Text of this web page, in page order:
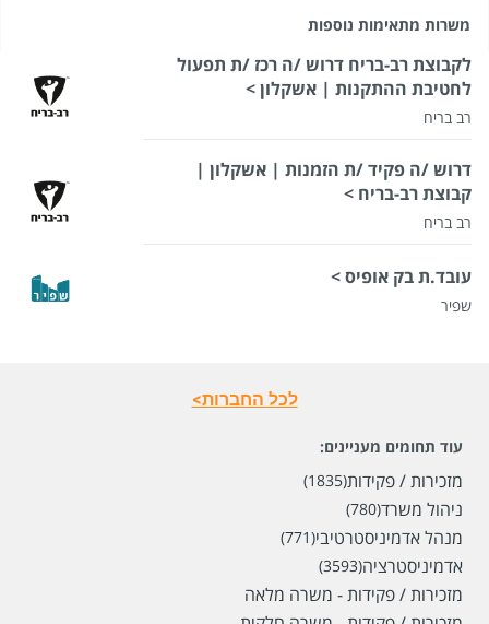
משרות מתאימות נוספות
לקבוצת רב-בריח דרוש /ה רכז /ת תפעול
לחטיבת ההתקנות | אשקלון >
רב בריח
דרוש /ה פקיד /ת הזמנות | אשקלון |
קבוצת רב-בריח >
רב בריח
עובד.ת בק אופיס >
שפיר
לכל החברות>
עוד תחומים מעניינים:
מזכירות / פקידות(1835)
ניהול משרד(780)
מנהל אדמיניסטרטיבי(771)
אדמיניסטרציה(3593)
מזכירות / פקידות - משרה מלאה